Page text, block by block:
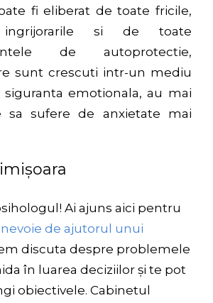
fi eliberat de toate fricile,
si de toate
de autoprotectie,
sunt crescuti intr-un mediu
siguranta emotionala, au mai
sa sufere de anxietate mai
Ai ajuns aici pentru
nevoie de ajutorul unui
discuta despre problemele
în luarea deciziilor și te pot
obiectivele. Cabinetul